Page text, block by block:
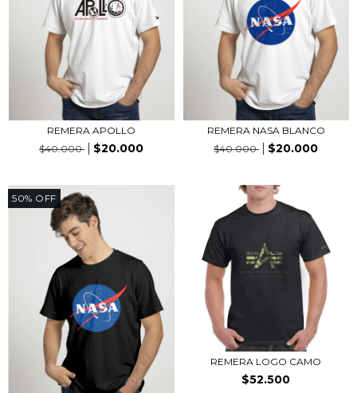
REMERA APOLLO
$40.000
$20.000
REMERA NASA BLANCO
$40.000
$20.000
50% OFF
REMERA LOGO CAMO
$52.500